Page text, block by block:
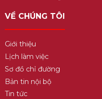
VỀ CHÚNG TÔI
Giới thiệu
Lịch làm việc
Sơ đồ chỉ đường
Bản tin nội bộ
Tin tức